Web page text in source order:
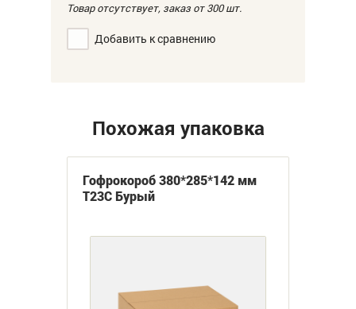
Товар отсутствует, заказ от 300шт.
Добавить к сравнению
Похожая упаковка
Гофрокороб 380*285*142 мм
Т23С Бурый